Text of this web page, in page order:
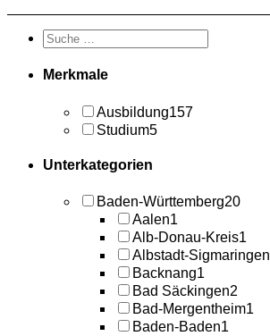
Merkmale
Ausbildung157
Studium5
Unterkategorien
Baden-Württemberg20
Aalen1
Alb-Donau-Kreis1
Albstadt-Sigmaringen
Backnang1
Bad Säckingen2
Bad-Mergentheim1
Baden-Baden1